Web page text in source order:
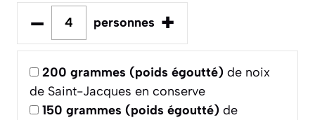
– personnes +
200 grammes (poids égoutté) de noix
de Saint-Jacques en conserve
150 grammes (poids égoutté) de